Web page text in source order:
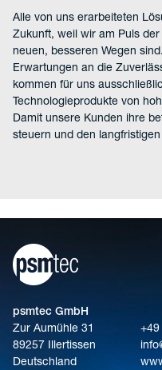
Alle von uns erarbeiteten
Zukunft, weil wir am Puls
neuen, besseren Wegen
Erwartungen an die
kommen für uns
Technologieprodukte von
Damit unsere Kunden ihre
steuern und den
psmtec GmbH
Zur Aumühle 31
89257 Illertissen
Deutschland
+49